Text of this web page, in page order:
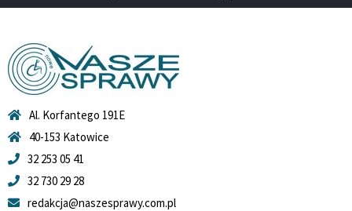
Al. Korfantego 191E
40-153 Katowice
32 253 05 41
32 730 29 28
redakcja@naszesprawy.com.pl